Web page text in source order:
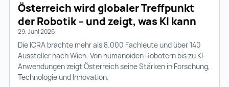
Österreich wird globaler Treffpunkt
der Robotik – und zeigt, was KI kann
29. Juni 2026
Die ICRA brachte mehr als 8.000 Fachleute und über 140
Aussteller nach Wien. Von humanoiden Robotern bis zu KI-
Anwendungen zeigt Österreich seine Stärken in Forschung,
Technologie und Innovation.